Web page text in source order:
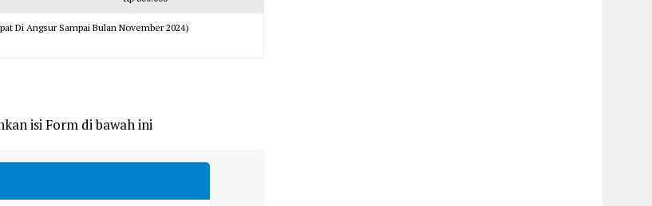
Di Angsur Sampai Bulan November 2024)
isi Form di bawah ini